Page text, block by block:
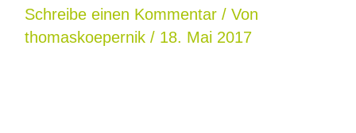
Schreibe einen Kommentar / Von
thomaskoepernik / 18. Mai 2017